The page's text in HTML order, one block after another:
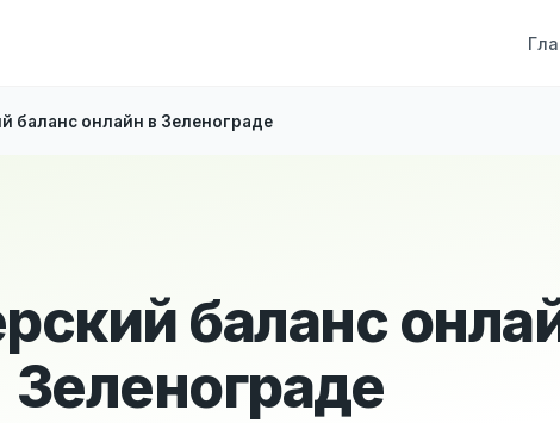
баланс онлайн в Зеленограде
баланс
Зеленограде